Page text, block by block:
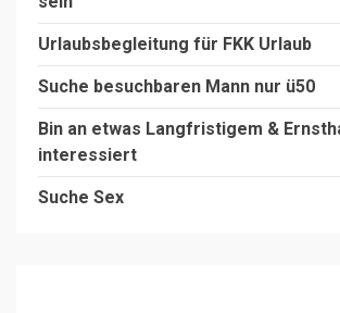
Urlaubsbegleitung für FKK Urlaub
Suche besuchbaren Mann nur ü50
Bin an etwas Langfristigem &
interessiert
Suche Sex